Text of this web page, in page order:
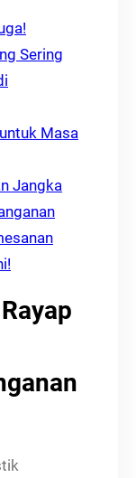
Sering
Masa
Jangka